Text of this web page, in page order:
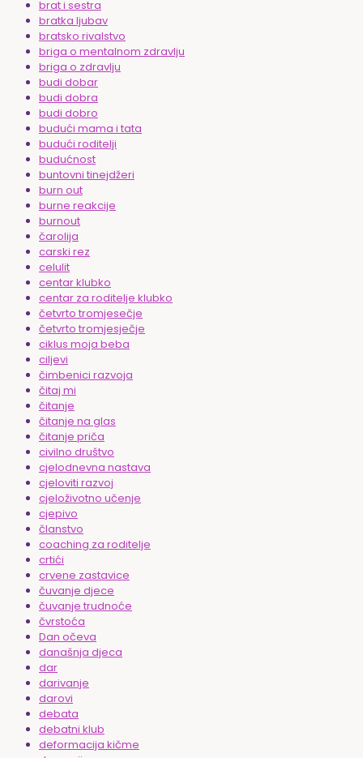
brat i sestra
bratka ljubav
bratsko rivalstvo
briga o mentalnom zdravlju
briga o zdravlju
budi dobar
budi dobra
budi dobro
budući mama i tata
budući roditelji
budućnost
buntovni tinejdžeri
burn out
burne reakcije
burnout
čarolija
carski rez
celulit
centar klubko
centar za roditelje klubko
četvrto tromjesečje
četvrto tromjesječje
ciklus moja beba
ciljevi
čimbenici razvoja
čitaj mi
čitanje
čitanje na glas
čitanje priča
civilno društvo
cjelodnevna nastava
cjeloviti razvoj
cjeloživotno učenje
cjepivo
članstvo
coaching za roditelje
crtići
crvene zastavice
čuvanje djece
čuvanje trudnoće
čvrstoća
Dan očeva
današnja djeca
dar
darivanje
darovi
debata
debatni klub
deformacija kičme